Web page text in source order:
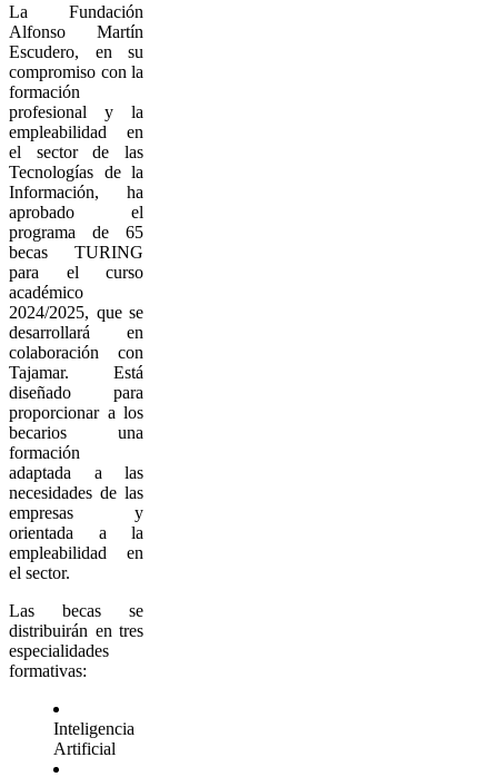
La Fundación
Alfonso Martín
Escudero, en su
compromiso con la
formación
profesional y la
empleabilidad en
el sector de las
Tecnologías de la
Información, ha
aprobado el
programa de 65
becas TURING
para el curso
académico
2024/2025, que se
desarrollará en
colaboración con
Tajamar. Está
diseñado para
proporcionar a los
becarios una
formación
adaptada a las
necesidades de las
empresas y
orientada a la
empleabilidad en
el sector.
Las becas se
distribuirán en tres
especialidades
formativas:
Inteligencia
Artificial